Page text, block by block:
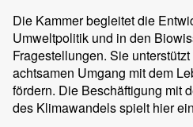
Die Kammer begleitet die
Umweltpolitik und in den
Fragestellungen. Sie
achtsamen Umgang mit dem
fördern. Die Beschäftigung mit
des Klimawandels spielt hier